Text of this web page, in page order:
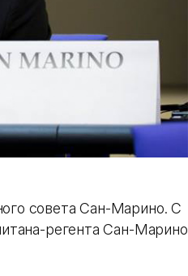
совета Сан-Марино. С
регента Сан-Марино